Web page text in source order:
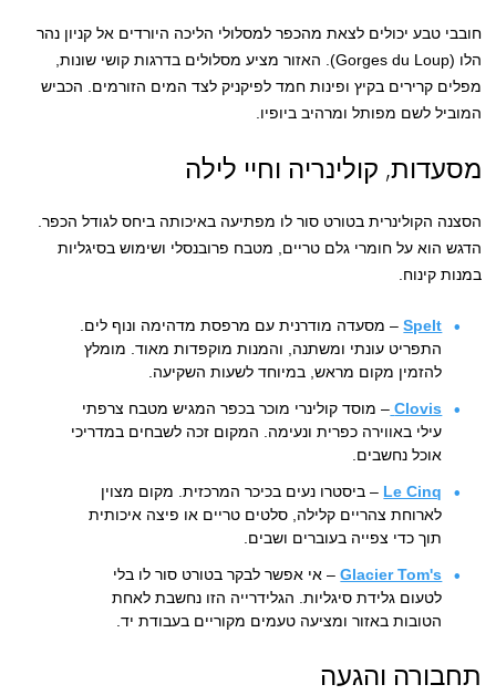
חובבי טבע יכולים לצאת מהכפר למסלולי הליכה היורדים אל קניון נהר
הלו (Gorges du Loup). האזור מציע מסלולים בדרגות קושי שונות,
מפלים קרירים בקיץ ופינות חמד לפיקניק לצד המים הזורמים. הכביש
המוביל לשם מפותל ומרהיב ביופיו.
מסעדות, קולינריה וחיי לילה
הסצנה הקולינרית בטורט סור לו מפתיעה באיכותה ביחס לגודל הכפר.
הדגש הוא על חומרי גלם טריים, מטבח פרובנסלי ושימוש בסיגליות
במנות קינוח.
Spelt– מסעדה מודרנית עם מרפסת מדהימה ונוף לים.
התפריט עונתי ומשתנה, והמנות מוקפדות מאוד. מומלץ
להזמין מקום מראש, במיוחד לשעות השקיעה.
Clovis – מוסד קולינרי מוכר בכפר המגיש מטבח צרפתי
עילי באווירה כפרית ונעימה. המקום זכה לשבחים במדריכי
אוכל נחשבים.
Le Cinq – ביסטרו נעים בכיכר המרכזית. מקום מצוין
לארוחת צהריים קלילה, סלטים טריים או פיצה איכותית
תוך כדי צפייה בעוברים ושבים.
Glacier Tom's– אי אפשר לבקר בטורט סור לו בלי
לטעום גלידת סיגליות. הגלידרייה הזו נחשבת לאחת
הטובות באזור ומציעה טעמים מקוריים בעבודת יד.
תחבורה והגעה